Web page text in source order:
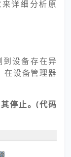
详细分析原
设备存在异
在设备管理器
停止。(代码